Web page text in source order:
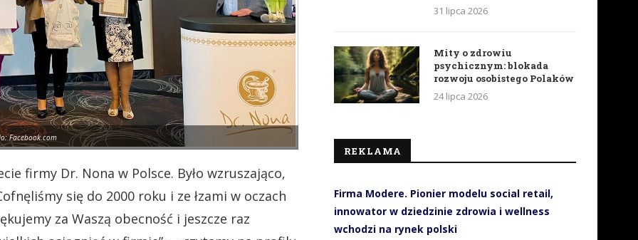
Facebook.com
firmy Dr. Nona w Polsce. Było wzruszająco,
się do 2000 roku i ze łzami w oczach
za Waszą obecność i jeszcze raz
31 lipca 2026
Mity o zdrowiu
psychicznym: blokada
rozwoju osobistego Polaków
24 lipca 2026
REKLAMA
Firma Modere. Pionier modelu social retail,
innowator w dziedzinie zdrowia i wellness
wchodzi na rynek polski